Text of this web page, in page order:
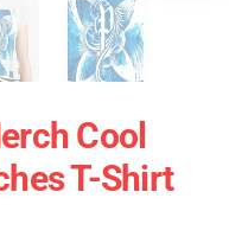
Cool
T-Shirt